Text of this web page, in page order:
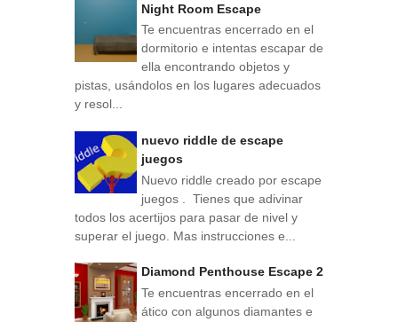
Night Room Escape
Te encuentras encerrado en el
dormitorio e intentas escapar de
ella encontrando objetos y
pistas, usándolos en los lugares adecuados
y resol...
nuevo riddle de escape
juegos
Nuevo riddle creado por escape
juegos . Tienes que adivinar
todos los acertijos para pasar de nivel y
superar el juego. Mas instrucciones e...
Diamond Penthouse Escape 2
Te encuentras encerrado en el
ático con algunos diamantes e